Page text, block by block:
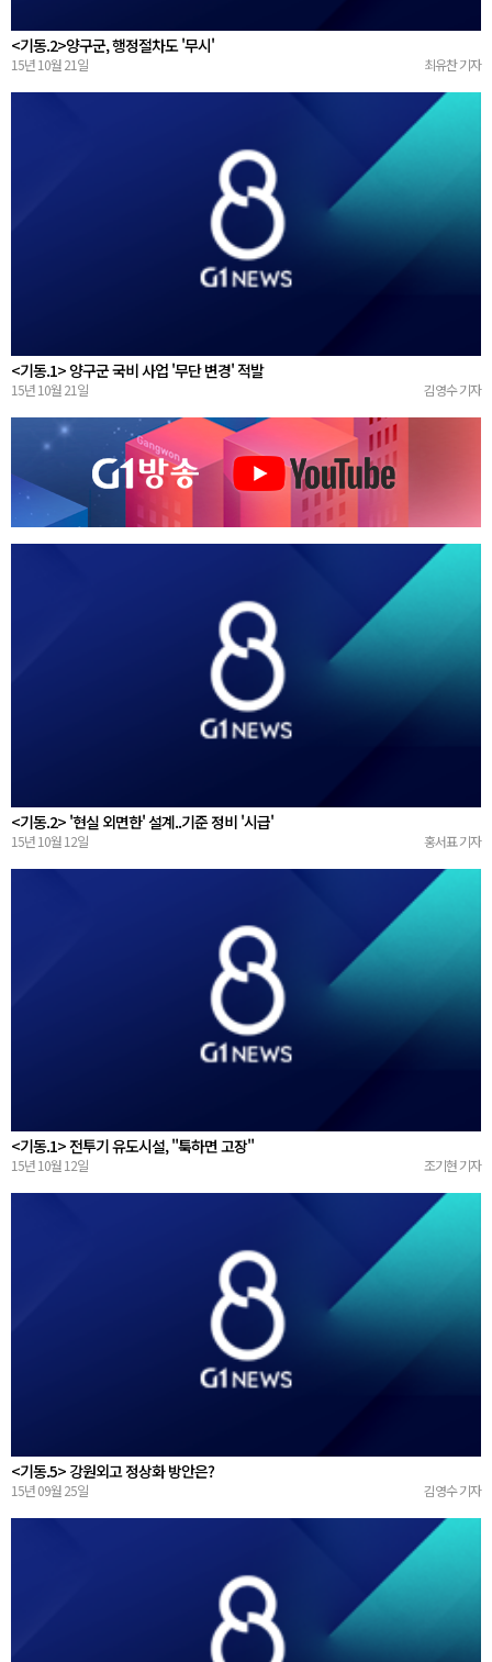
<기동.2>양구군, 행정절차도 '무시'
15년 10월 21일 최유찬 기자
<기동.1> 양구군 국비 사업 '무단 변경' 적발
15년 10월 21일 김영수 기자
<기동.2> '현실 외면한' 설계..기준 정비 '시급'
15년 10월 12일 홍서표 기자
<기동.1> 전투기 유도시설, "툭하면 고장"
15년 10월 12일 조기현 기자
<기동.5> 강원외고 정상화 방안은?
15년 09월 25일 김영수 기자